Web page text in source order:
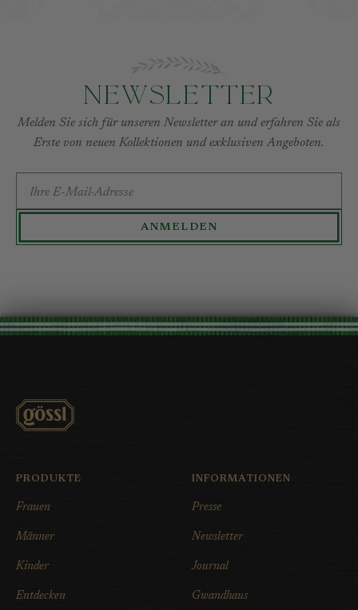
Newsletter
Melden Sie sich für unseren Newsletter an und erfahren Sie als
Erste von neuen Kollektionen und exklusiven Angeboten.
ANMELDEN
PRODUKTE
Frauen
Männer
Kinder
Entdecken
INFORMATIONEN
Presse
Newsletter
Journal
Gwandhaus